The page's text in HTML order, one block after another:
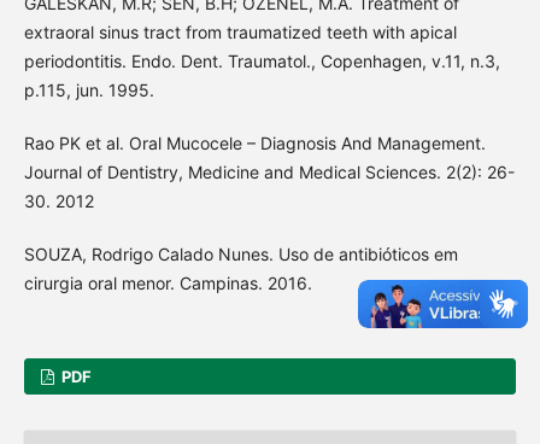
extraoral sinus tract from traumatized teeth with apical
periodontitis. Endo. Dent. Traumatol., Copenhagen, v.11, n.3,
p.115, jun. 1995.
Rao PK et al. Oral Mucocele – Diagnosis And Management.
Journal of Dentistry, Medicine and Medical Sciences. 2(2): 26-
30. 2012
SOUZA, Rodrigo Calado Nunes. Uso de antibióticos em
cirurgia oral menor. Campinas. 2016.
PDF